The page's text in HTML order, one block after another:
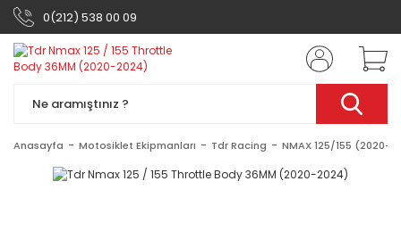
0(212) 538 00 09
Anasayfa Motosiklet Ekipmanları Tdr Racing NMAX 125/155 (2020-